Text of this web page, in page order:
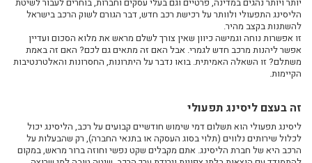
ליסינג לעצמאיים - מה מוכר לצורך ניכוי מס?
2024-לאן נסע שוק הרכב
ליסינג רכבי יוקרה יד שניה: האם זה כדאי לכם?
השכרת רכב יוקרה: כך תבחרו נכון את הרכב הבא שלכם
איזה רכב עבודה בליסינג מומלץ יותר: טויוטה או סוזוקי?
ליסינג עסקי ולעצמאים – פתרון אחד שמתאים לכולם
האם משתלם לעשות ליסינג תפעולי על רכבים בארץ?
הליסינג התפעולי ולוותר על רכישת רכב חדש, דבר הגורם לשוק הרכב בישראל
להשתנות בקצב מהיר.
זו אפשרות נוחה וגמישה כיוון שאין צורך לשלם מראש את מלוא הסכום ועדיין
אפשר ליהנות מרכב חדש לגמרי. אבל האם זה מתאים גם לכם? האם זה באמת
משתלם? זו השאלה האמיתית. בואו נדבר על היתרונות, החסרונות והאלטרנטיבות
הקיימות.
זה בעצם ליסינג תפעולי
ליסינג תפעולי הוא תשלום דמי שימוש חודשיים קבועים על רכב, הליסינג יכול
לכלול שירותים נלווים (תלוי בסוג העסקה או בתנאי החברה), רק שהבעלות על
הרכב היא של חברת הליסינג. אתם מקבלים שקט נפשי וחוזה ברור מראש, במקום